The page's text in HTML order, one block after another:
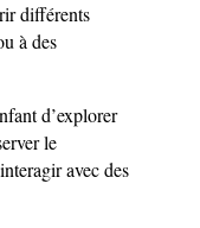
différents
à des
d’explorer
le
avec des